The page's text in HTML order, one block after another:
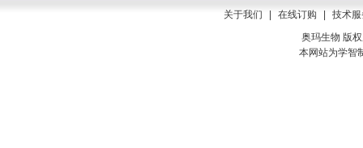
关于我们 在线订购
技术
奥玛生物 版
本网站为学智